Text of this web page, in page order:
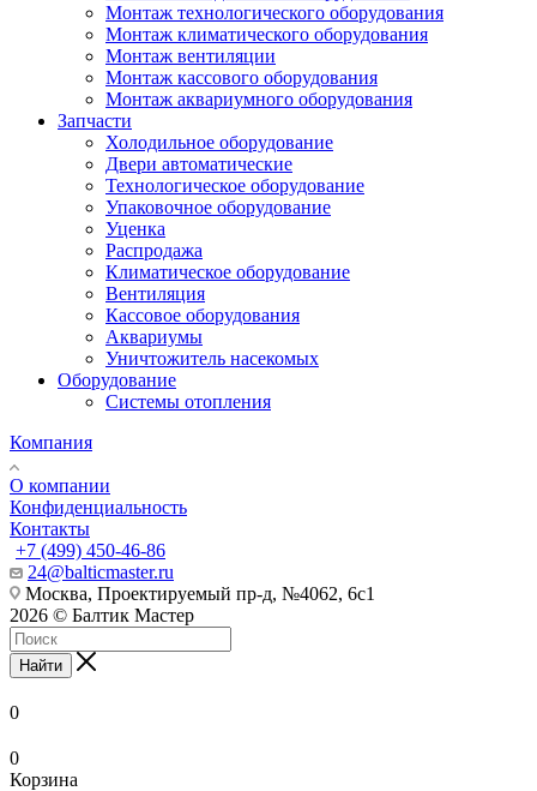
Монтаж технологического оборудования
Монтаж климатического оборудования
Монтаж вентиляции
Монтаж кассового оборудования
Монтаж аквариумного оборудования
Запчасти
Холодильное оборудование
Двери автоматические
Технологическое оборудование
Упаковочное оборудование
Уценка
Распродажа
Климатическое оборудование
Вентиляция
Кассовое оборудования
Аквариумы
Уничтожитель насекомых
Оборудование
Системы отопления
Компания
О компании
Конфиденциальность
Контакты
+7 (499) 450-46-86
24@balticmaster.ru
Москва, Проектируемый пр-д, №4062, 6с1
2026 © Балтик Мастер
Найти
0
0
Корзина